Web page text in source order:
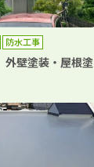
防水工事
壁塗装・屋根塗